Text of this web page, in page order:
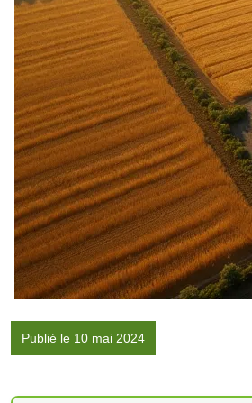
Publié le 10 mai 2024